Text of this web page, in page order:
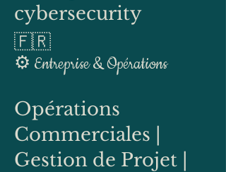
cybersecurity
🇫🇷
⚙️ Entreprise & Opérations
Opérations
Commerciales |
Gestion de Projet |